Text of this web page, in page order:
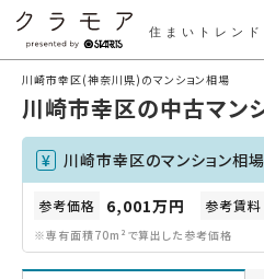
住まいトレンド
川崎市幸区(神奈川県)のマンション相場
川崎市幸区の中古マン
川崎市幸区のマンション相場
参考価格 6,001万円 参考賃料
※専有面積70m²で算出した参考価格